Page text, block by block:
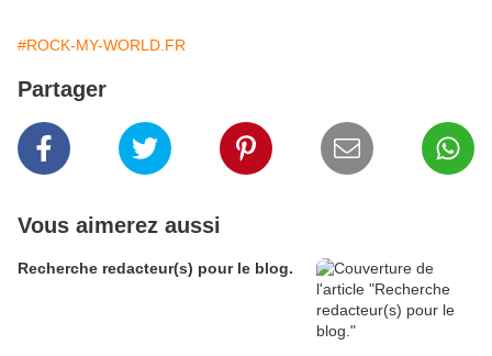
#ROCK-MY-WORLD.FR
Partager
Vous aimerez aussi
Recherche redacteur(s) pour le blog.